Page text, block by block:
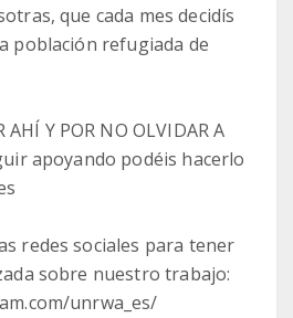
que cada mes decidís
población refugiada de
AHÍ Y POR NO OLVIDAR A
apoyando podéis hacerlo
redes sociales para tener
sobre nuestro trabajo:
unrwa_es/